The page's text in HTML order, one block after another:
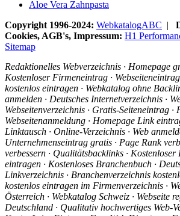
Aloe Vera Zahnpasta
Copyright 1996-2024: WebkatalogABC |
Cookies, AGB's, Impressum: H1
Sitemap
Redaktionelles Webverzeichnis · Homepage
Kostenloser Firmeneintrag ·
kostenlos eintragen · Webkatalog ohne
anmelden · Deutsches Internetverzeichnis ·
Webseitenverzeichnis · Gratis-Seiteneintrag ·
Webseitenanmeldung · Homepage Link
Linktausch · Online-Verzeichnis · Web
Unternehmenseintrag gratis · Page Rank
verbessern · Qualitätsbacklinks · Kostenloser
eintragen · Kostenloses Branchenbuch ·
Linkverzeichnis · Branchenverzeichnis
kostenlos eintragen im Firmenverzeichnis ·
Österreich · Webkatalog Schweiz · Webseite
Deutschland · Qualitativ hochwertiges Web-